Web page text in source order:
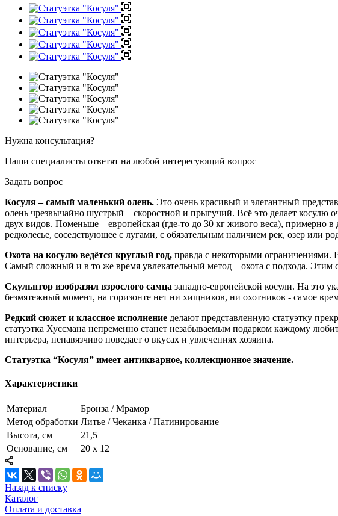
Нужна консультация?
Наши специалисты ответят на любой интересующий вопрос
Задать вопрос
Косуля – самый маленький олень. Это очень красивый и элегантный
олень чрезвычайно шустрый – скоростной и прыгучий. Всё это делает
двух видов. Поменьше – европейская (где-то до 30 кг живого веса), примерно
редколесье, соседствующее с лугами, с обязательным наличием рек, озер или
Охота на косулю ведётся круглый год, правда с некоторыми ограничениями.
Самый сложный и в то же время увлекательный метод – охота с подхода.
Скульптор изобразил взрослого самца западно-европейской косули. На это
безмятежный момент, на горизонте нет ни хищников, ни охотников - самое
Редкий сюжет и классное исполнение делают представленную статуэтку
статуэтка Хуссмана непременно станет незабываемым подарком каждому
интерьера, ненавязчиво поведает о вкусах и увлечениях хозяина.
Статуэтка “Косуля” имеет антикварное, коллекционное значение.
Характеристики
Материал
Бронза / Мрамор
Метод обработки Литье / Чеканка / Патинирование
Высота, см
21,5
Основание, см
20 х 12
Назад к списку
Каталог
Оплата и доставка